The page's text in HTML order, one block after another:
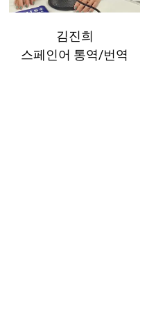
김진희
스페인어 통역/번역